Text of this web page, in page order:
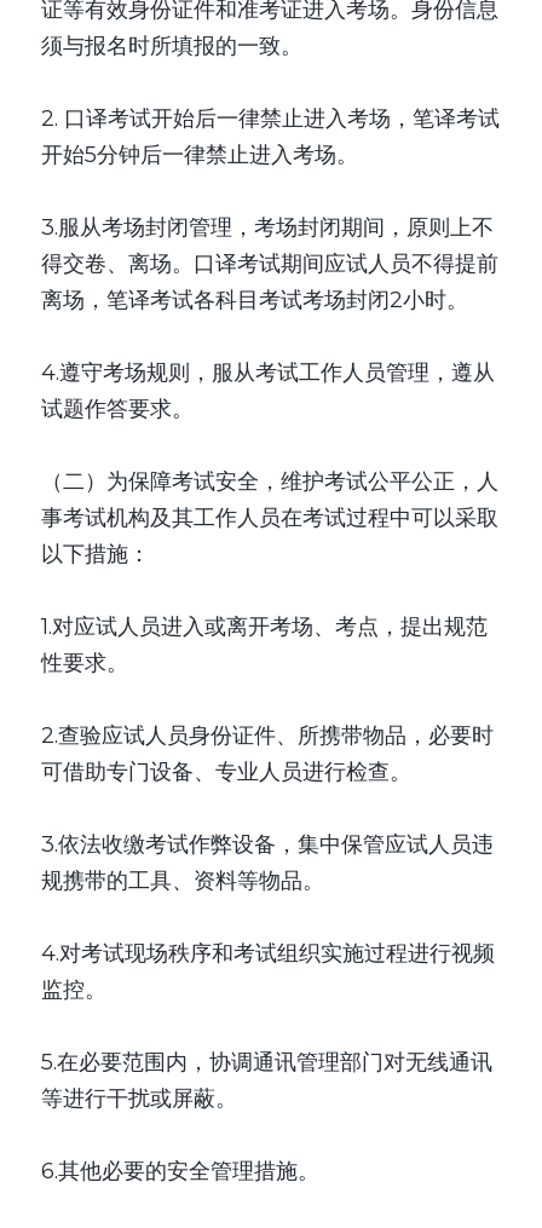
证等有效身份证件和准考证进入考场。身份信息
须与报名时所填报的一致。
2. 口译考试开始后一律禁止进入考场，笔译考试
开始5分钟后一律禁止进入考场。
3.服从考场封闭管理，考场封闭期间，原则上不
得交卷、离场。口译考试期间应试人员不得提前
离场，笔译考试各科目考试考场封闭2小时。
4.遵守考场规则，服从考试工作人员管理，遵从
试题作答要求。
（二）为保障考试安全，维护考试公平公正，人
事考试机构及其工作人员在考试过程中可以采取
以下措施：
1.对应试人员进入或离开考场、考点，提出规范
性要求。
2.查验应试人员身份证件、所携带物品，必要时
可借助专门设备、专业人员进行检查。
3.依法收缴考试作弊设备，集中保管应试人员违
规携带的工具、资料等物品。
4.对考试现场秩序和考试组织实施过程进行视频
监控。
5.在必要范围内，协调通讯管理部门对无线通讯
等进行干扰或屏蔽。
6.其他必要的安全管理措施。